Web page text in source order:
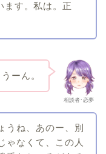
ます。私は。正
相談者･恋夢
うーん。
うね、あのー、別
ゃなくて、この人